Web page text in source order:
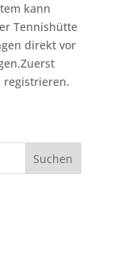
kann
Tennishütte
direkt vor
registrieren.
Suchen